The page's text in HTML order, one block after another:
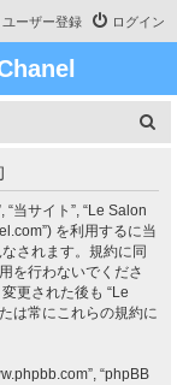
ログイン
ユーザー登録
“当サイト”, “Le Salon
を利用するに当
されます。規約に同
を行わないでくださ
更された後も “Le
は常にこれらの規約に
“phpBB